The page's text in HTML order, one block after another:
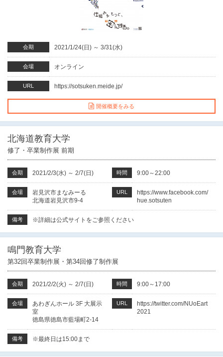
会期 2021/1/24(日) ～ 3/31(水)
会場 オンライン
URL https://sotsuken.meide.jp/
開催概要をみる
北海道教育大学
修了・卒業制作展 前期
会期 2021/2/3(水) ～ 2/7(日) 時間 9:00～22:00
会場
岩見沢市まなみーる
北海道岩見沢市9-4
URL
https://www.facebook.com/
hue.sotsuten
備考 ※詳細は公式サイトをご参照ください
鳴門教育大学
第32回卒業制作展・第34回修了制作展
会期 2021/2/2(火) ～ 2/7(日) 時間 9:00～17:00
会場
あわぎんホール 3F 大展示
室
徳島県徳島市藍場町2-14
URL
https://twitter.com/NUoEart
2021
備考 ※最終日は15:00まで